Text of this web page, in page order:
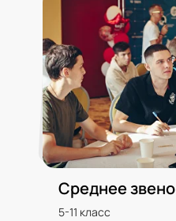
5-11 класс
Среднее звено